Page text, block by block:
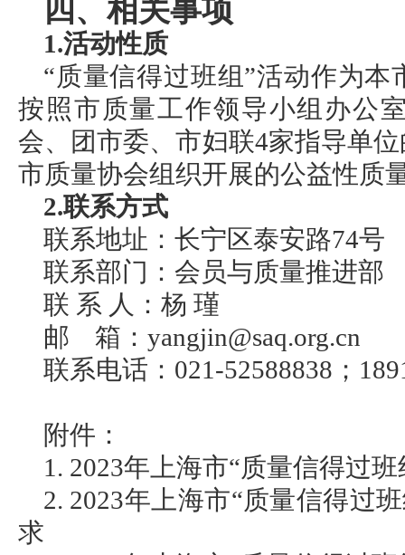
四、相关事项
1.活动性质
“质量信得过班组”活动作为
按照市质量工作领导小组办公
会、团市委、市妇联4家指导单
市质量协会组织开展的公益性质
2.联系方式
联系地址：长宁区泰安路74号
联系部门：会员与质量推进部
联 系 人：杨 瑾
邮 箱：yangjin@saq.org.cn
联系电话：021-52588838；
附件：
1. 2023年上海市“质量信得过
2. 2023年上海市“质量信得过
求